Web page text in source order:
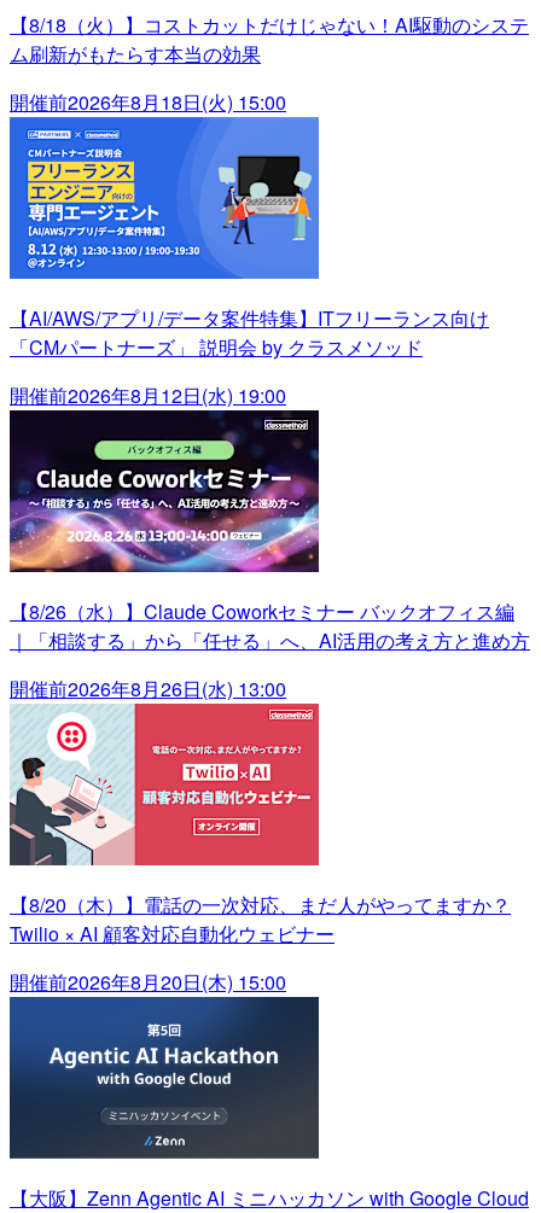
【8/18（火）】コストカットだけじゃない！AI駆動のシステ
ム刷新がもたらす本当の効果
開催前2026年8月18日(火) 15:00
【AI/AWS/アプリ/データ案件特集】ITフリーランス向け
「CMパートナーズ」 説明会 by クラスメソッド
開催前2026年8月12日(水) 19:00
【8/26（水）】Claude Coworkセミナー バックオフィス編
｜「相談する」から「任せる」へ、AI活用の考え方と進め方
開催前2026年8月26日(水) 13:00
【8/20（木）】電話の一次対応、まだ人がやってますか？
Twilio × AI 顧客対応自動化ウェビナー
開催前2026年8月20日(木) 15:00
【大阪】Zenn Agentic AI ミニハッカソン with Google Cloud